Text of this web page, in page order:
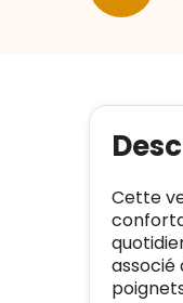
Cette
associé